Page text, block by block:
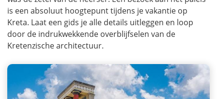
is een absoluut hoogtepunt tijdens je vakantie op
Kreta. Laat een gids je alle details uitleggen en loop
door de indrukwekkende overblijfselen van de
Kretenzische architectuur.